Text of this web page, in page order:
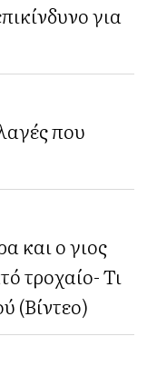
για
που
και ο γιος
τροχαίο- Τι
(Βίντεο)